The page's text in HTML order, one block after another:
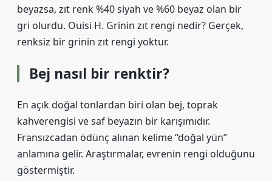
beyazsa, zıt renk %40 siyah ve %60 beyaz olan bir
gri olurdu. Ouisi H. Grinin zıt rengi nedir? Gerçek,
renksiz bir grinin zıt rengi yoktur.
Bej nasıl bir renktir?
En açık doğal tonlardan biri olan bej, toprak
kahverengisi ve saf beyazın bir karışımıdır.
Fransızcadan ödünç alınan kelime “doğal yün”
anlamına gelir. Araştırmalar, evrenin rengi olduğunu
göstermiştir.